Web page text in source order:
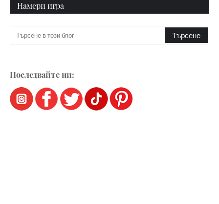
Намери игра
Последвайте ни: